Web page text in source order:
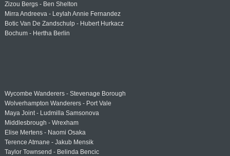
Zizou Bergs - Ben Shelton
Mirra Andreeva - Leylah Annie Fernandez
Botic Van De Zandschulp - Hubert Hurkacz
Bochum - Hertha Berlin
Wycombe Wanderers - Stevenage Borough
Wolverhampton Wanderers - Port Vale
Maya Joint - Ludmilla Samsonova
Middlesbrough - Wrexham
Elise Mertens - Naomi Osaka
Terence Atmane - Jakub Mensik
Taylor Townsend - Belinda Bencic